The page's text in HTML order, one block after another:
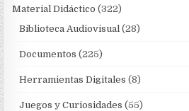
Material Didáctico (322)
Biblioteca Audiovisual (28)
Documentos (225)
Herramientas Digitales (8)
Juegos y Curiosidades (55)